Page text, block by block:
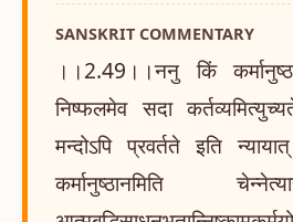
SANSKRIT COMMENTARY
।।2.49।।ननु किं
निष्फलमेव सदा
मन्दोऽपि प्रवर्तते इति
कर्मानुष्ठानमिति